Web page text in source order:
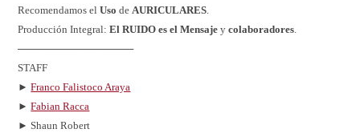
Recomendamos elUso deAURICULARES.
Producción Integral:El RUIDO es el Mensaje ycolaboradores.
────────────────
STAFF
►Franco Falistoco Araya
►Fabian Racca
► Shaun Robert